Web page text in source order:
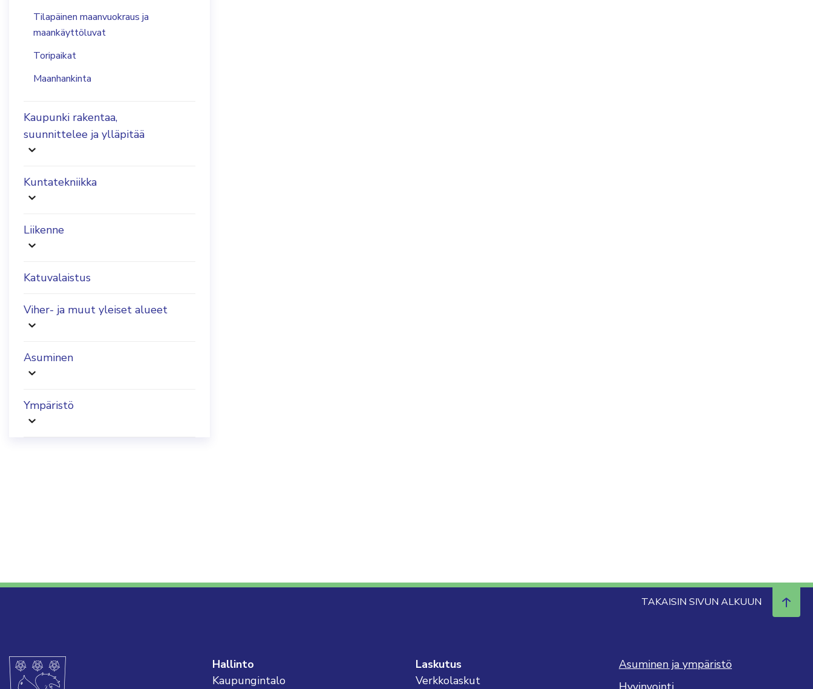
Tilapäinen maanvuokraus ja
maankäyttöluvat
Toripaikat
Maanhankinta
Kaupunki rakentaa,
suunnittelee ja ylläpitää
Kuntatekniikka
Liikenne
Katuvalaistus
Viher- ja muut yleiset alueet
Asuminen
Ympäristö
TAKAISIN SIVUN ALKUUN
Hallinto
Kaupungintalo
Laskutus
Verkkolaskut
Asuminen ja ympäristö